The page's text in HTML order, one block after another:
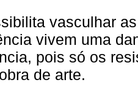
vasculhar
vivem uma
pois só os
de arte.